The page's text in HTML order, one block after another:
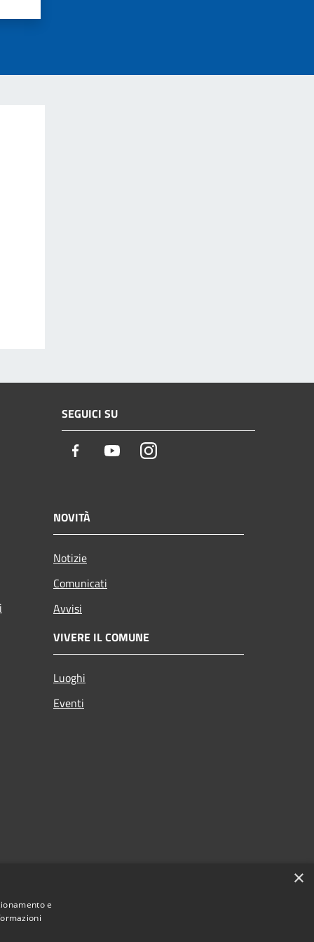
SEGUICI SU
Facebook YoutubeInstagram
NOVITÀ
Notizie
Comunicati
Avvisi
VIVERE IL COMUNE
Luoghi
Eventi
×
e